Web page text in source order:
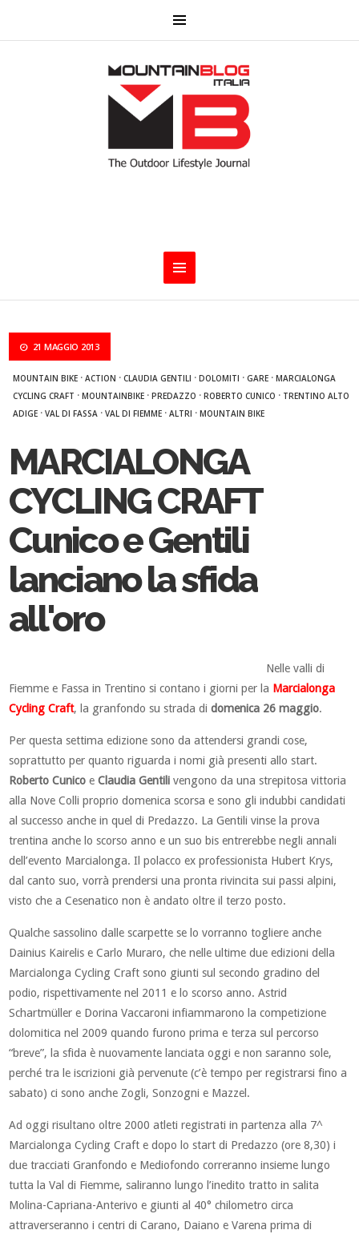
21 MAGGIO 2013
MOUNTAIN BIKE ·ACTION ·CLAUDIA GENTILI ·DOLOMITI ·GARE ·MARCIALONGA
CYCLING CRAFT ·MOUNTAINBIKE ·PREDAZZO ·ROBERTO CUNICO · TRENTINO ALTO
ADIGE ·VAL DI FASSA ·VAL DI FIEMME ·ALTRI ·MOUNTAIN BIKE
MARCIALONGA
CYCLING CRAFT
Cunico e Gentili
lanciano la sfida
all'oro
Nelle valli di
Fiemme e Fassa in Trentino si contano i giorni per la Marcialonga
Cycling Craft, la granfondo su strada didomenica 26 maggio.
Per questa settima edizione sono da attendersi grandi cose,
soprattutto per quanto riguarda i nomi già presenti allo start.
Roberto Cunico eClaudia Gentilivengono da una strepitosa vittoria
alla Nove Colli proprio domenica scorsa e sono gli indubbi candidati
al successo anche in quel di Predazzo. La Gentili vinse la prova
trentina anche lo scorso anno e un suo bis entrerebbe negli annali
dell’evento Marcialonga. Il polacco ex professionista Hubert Krys,
dal canto suo, vorrà prendersi una pronta rivincita sui passi alpini,
visto che a Cesenatico non è andato oltre il terzo posto.
Qualche sassolino dalle scarpette se lo vorranno togliere anche
Dainius Kairelis e Carlo Muraro, che nelle ultime due edizioni della
Marcialonga Cycling Craft sono giunti sul secondo gradino del
podio, rispettivamente nel 2011 e lo scorso anno. Astrid
Schartmüller e Dorina Vaccaroni infiammarono la competizione
dolomitica nel 2009 quando furono prima e terza sul percorso
“breve”, la sfida è nuovamente lanciata oggi e non saranno sole,
perché tra le iscrizioni già pervenute (c’è tempo per registrarsi fino a
sabato) ci sono anche Zogli, Sonzogni e Mazzel.
Ad oggi risultano oltre 2000 atleti registrati in partenza alla 7^
Marcialonga Cycling Craft e dopo lo start di Predazzo (ore 8,30) i
due tracciati Granfondo e Mediofondo correranno insieme lungo
tutta la Val di Fiemme, saliranno lungo l’inedito tratto in salita
Molina-Capriana-Anterivo e giunti al 40° chilometro circa
attraverseranno i centri di Carano, Daiano e Varena prima di